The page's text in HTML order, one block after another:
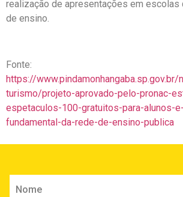
realização de apresentações em escolas
de ensino.
Fonte:
https://
turismo/projeto-aprovado-pelo-pronac-
espetaculos-100-gratuitos-para-alunos-
fundamental-da-rede-de-ensino-publica